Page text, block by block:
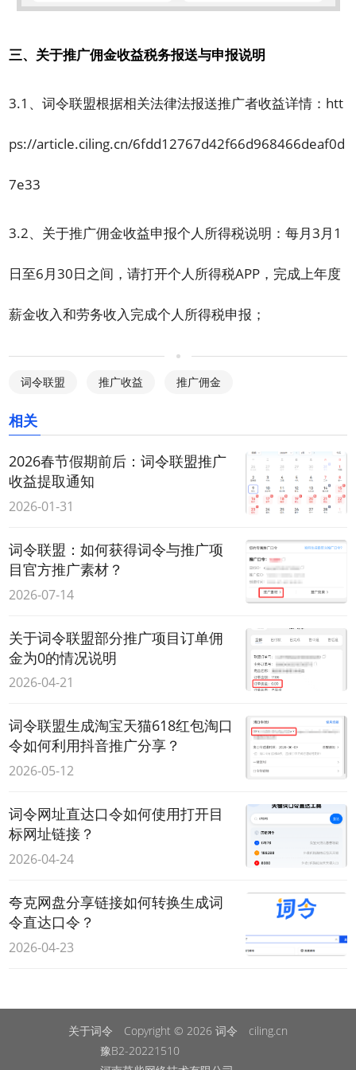
三、关于推广佣金收益税务报送与申报说明
3.1、词令联盟根据相关法律法报送推广者收益详情： htt
ps://article.ciling.cn/6fdd12767d42f66d968466deaf0d
7e33
3.2、关于推广佣金收益申报个人所得税说明：每月3月1
日至6月30日之间，请打开个人所得税APP，完成上年度
薪金收入和劳务收入完成个人所得税申报；
词令联盟 推广收益 推广佣金
相关
2026春节假期前后：词令联盟推广
收益提取通知
2026-01-31
词令联盟：如何获得词令与推广项
目官方推广素材？
2026-07-14
关于词令联盟部分推广项目订单佣
金为0的情况说明
2026-04-21
词令联盟生成淘宝天猫618红包淘口
令如何利用抖音推广分享？
2026-05-12
词令网址直达口令如何使用打开目
标网址链接？
2026-04-24
夸克网盘分享链接如何转换生成词
令直达口令？
2026-04-23
关于词令 Copyright © 2026 词令
ciling.cn
豫B2-20221510